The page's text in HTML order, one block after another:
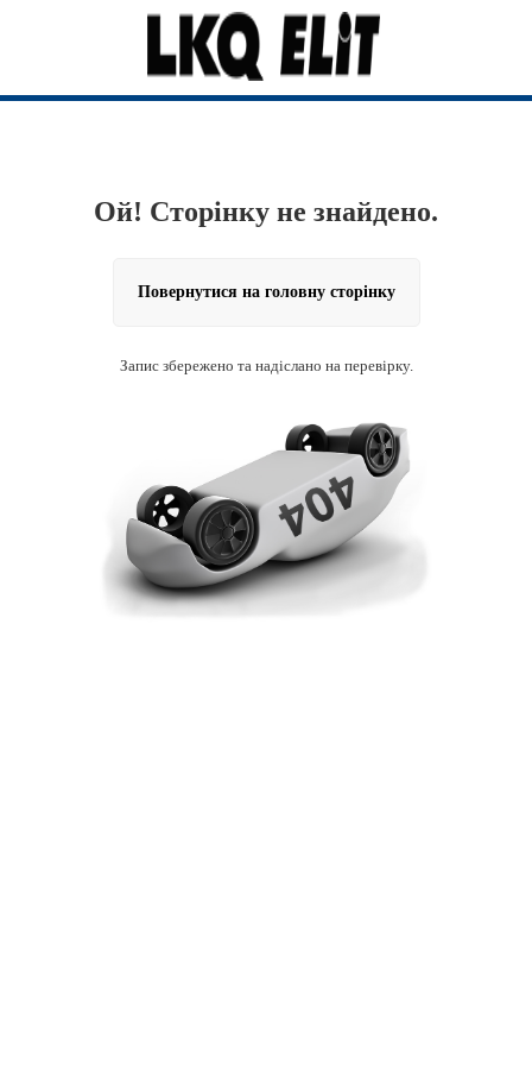
Ой! Сторінку не знайдено.
Повернутися на головну сторінку
Запис збережено та надіслано на перевірку.